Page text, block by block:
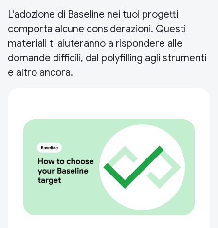
L'adozione di Baseline nei tuoi progetti
comporta alcune considerazioni. Questi
materiali ti aiuteranno a rispondere alle
domande difficili, dal polyfilling agli strumenti
e altro ancora.